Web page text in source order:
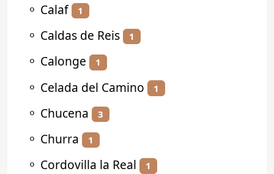
⚬ Calaf 1
⚬ Caldas de Reis 1
⚬ Calonge 1
⚬ Celada del Camino 1
⚬ Chucena 3
⚬ Churra 1
⚬ Cordovilla la Real 1